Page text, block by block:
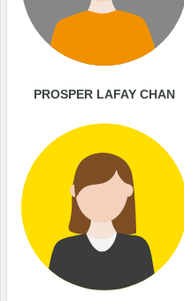
PROSPER LAFAY CHAN